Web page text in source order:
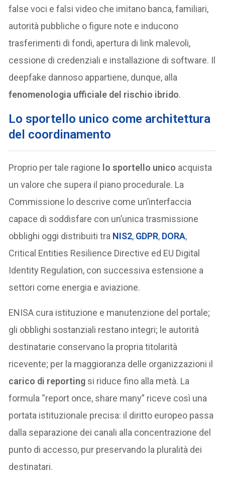
false voci e falsi video che imitano banca, familiari,
autorità pubbliche o figure note e inducono
trasferimenti di fondi, apertura di link malevoli,
cessione di credenziali e installazione di software. Il
deepfake dannoso appartiene, dunque, alla
fenomenologia ufficiale del rischio ibrido.
Lo sportello unico come architettura
del coordinamento
Proprio per tale ragione lo sportello unico acquista
un valore che supera il piano procedurale. La
Commissione lo descrive come un’interfaccia
capace di soddisfare con un’unica trasmissione
obblighi oggi distribuiti tra NIS2, GDPR, DORA,
Critical Entities Resilience Directive ed EU Digital
Identity Regulation, con successiva estensione a
settori come energia e aviazione.
ENISA cura istituzione e manutenzione del portale;
gli obblighi sostanziali restano integri; le autorità
destinatarie conservano la propria titolarità
ricevente; per la maggioranza delle organizzazioni il
carico di reporting si riduce fino alla metà. La
formula “report once, share many” riceve così una
portata istituzionale precisa: il diritto europeo passa
dalla separazione dei canali alla concentrazione del
punto di accesso, pur preservando la pluralità dei
destinatari.